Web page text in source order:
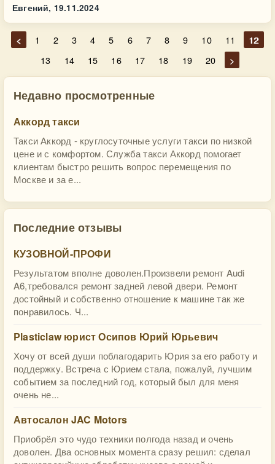
Евгений, 19.11.2024
< 1 2 3 4 5 6 7 8 9 10 11
12
13
14 15 16 17 18 19 20 >
Недавно просмотренные
Аккорд такси
Такси Аккорд - круглосуточные услуги такси по низкой
цене и с комфортом. Служба такси Аккорд помогает
клиентам быстро решить вопрос перемещения по
Москве и за е...
Последние отзывы
КУЗОВНОЙ-ПРОФИ
Результатом вполне доволен.Произвели ремонт Audi
A6,требовался ремонт задней левой двери. Ремонт
достойный и собственно отношение к машине так же
понравилось. Ч...
Plasticlaw юрист Осипов Юрий Юрьевич
Хочу от всей души поблагодарить Юрия за его работу и
поддержку. Встреча с Юрием стала, пожалуй, лучшим
событием за последний год, который был для меня
очень не...
Автосалон JAC Motors
Приобрёл это чудо техники полгода назад и очень
доволен. Два основных момента сразу решил: сделал